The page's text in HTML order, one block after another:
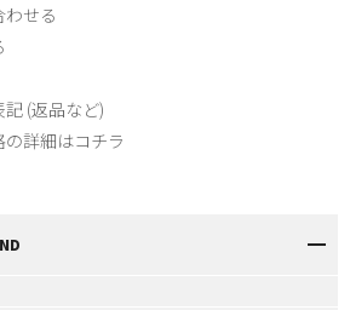
せる
(返品など)
詳細はコチラ